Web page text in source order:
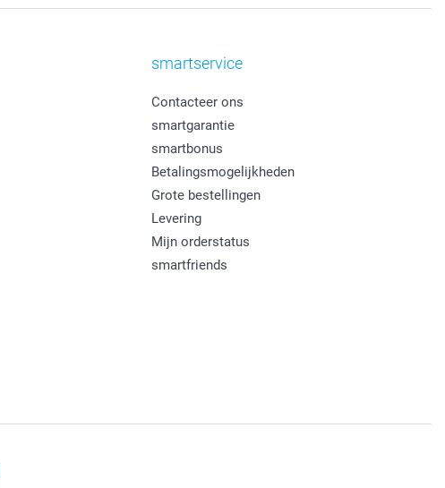
smartservice
Contacteer ons
smartgarantie
smartbonus
Betalingsmogelijkheden
Grote bestellingen
Levering
Mijn orderstatus
smartfriends